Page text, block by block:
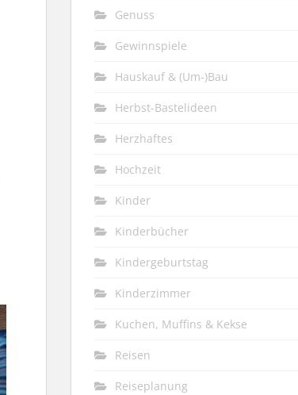
Genuss
Gewinnspiele
Hauskauf & (Um-)Bau
Herbst-Bastelideen
Herzhaftes
Hochzeit
Kinder
Kinderbücher
Kindergeburtstag
Kinderzimmer
Kuchen, Muffins & Kekse
Reisen
Reiseplanung